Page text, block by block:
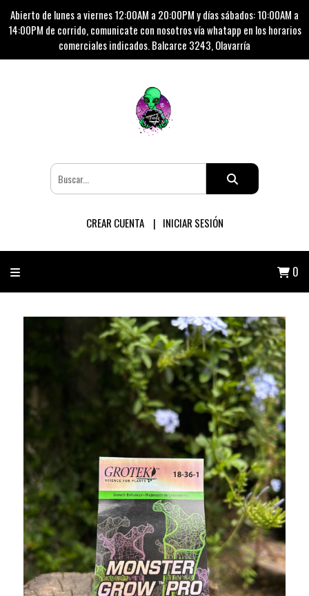
Abierto de lunes a viernes 12:00AM a 20:00PM y días sábados: 10:00AM a
14:00PM de corrido, comunicate con nosotros vía whatapp en los horarios
comerciales indicados. Balcarce 3243, Olavarría
CREAR CUENTA INICIAR SESIÓN
0